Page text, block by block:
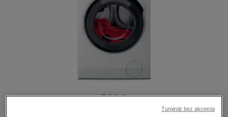
Palielināt
Turpināt bez akcepta